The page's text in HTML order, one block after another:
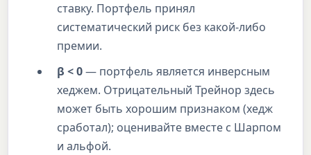
ставку. Портфель принял
систематический риск без какой-либо
премии.
β < 0— портфель является инверсным
хеджем. Отрицательный Трейнор здесь
может быть хорошим признаком (хедж
сработал); оценивайте вместе с Шарпом
и альфой.